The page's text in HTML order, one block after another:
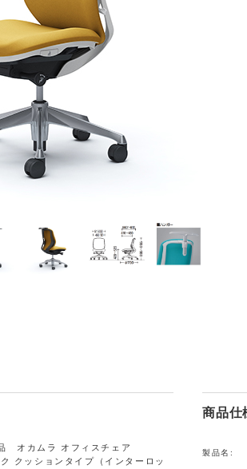
オカムラ オフィスチェア
クッションタイプ（インターロッ
商品仕
製品名: